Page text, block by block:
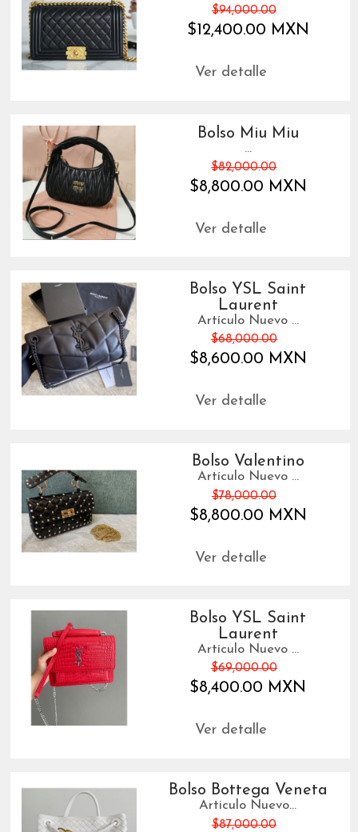
$94,000.00
$12,400.00 MXN
Ver detalle
Bolso Miu Miu
...
$82,000.00
$8,800.00 MXN
Ver detalle
Bolso YSL Saint
Laurent
Artículo Nuevo ...
$68,000.00
$8,600.00 MXN
Ver detalle
Bolso Valentino
Artículo Nuevo ...
$78,000.00
$8,800.00 MXN
Ver detalle
Bolso YSL Saint
Laurent
Artículo Nuevo ...
$69,000.00
$8,400.00 MXN
Ver detalle
Bolso Bottega Veneta
Articulo Nuevo...
$87,000.00